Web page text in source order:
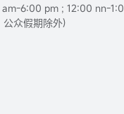
6:00 pm ; 12:00 nn-
公众假期除外)